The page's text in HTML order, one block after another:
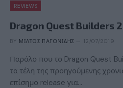
REVIEWS
Dragon Quest Builders
BY ΜΊΛΤΟΣ ΠΑΓΩΝΊΔΗΣ 12/07/2019
Παρόλο που το Dragon Quest
τα τέλη της προηγούμενης
επίσημο release για…